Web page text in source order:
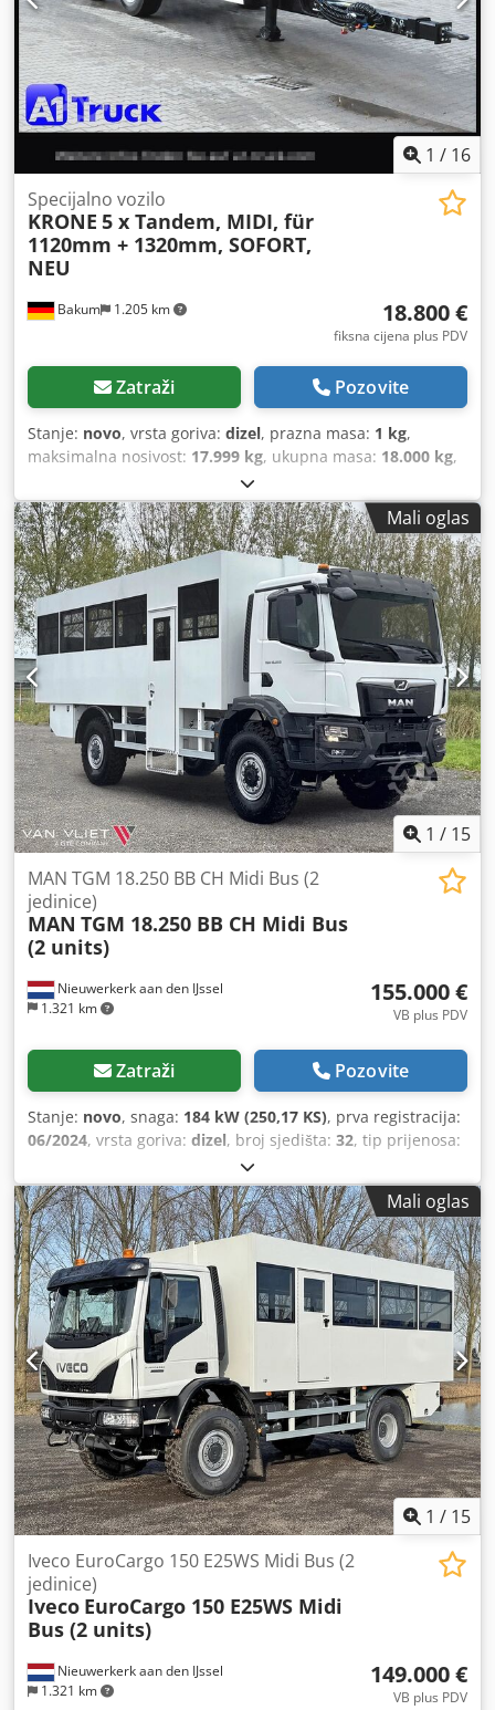
1 / 16
Bakum 1.205 km
Specijalno vozilo
KRONE 5 x Tandem, MIDI, für
1120mm + 1320mm, SOFORT,
NEU
18.800 €
fiksna cijena plus PDV
Zatraži Pozovite
Stanje: novo, vrsta goriva: dizel, prazna masa: 1 kg,
maksimalna nosivost: 17.999 kg, ukupna masa: 18.000 kg,
385/55 22,5, stanje guma:
konfiguracija osovina:2 osovine, boja:crna, kabina vozača:
dnevna kabina, emisijska klasa:nijedan, ovjes: zrak,
dimenzija prednje gume:385/55 22,5, dimenzija stražnje
gume:385/55 22,5
Mali oglas
1 / 15
Nieuwerkerk aan den IJssel
1.321 km
MAN TGM 18.250 BB CH Midi Bus (2
jedinice)
MAN TGM 18.250 BB CH Midi Bus
(2 units)
155.000 €
VB plus PDV
Zatraži Pozovite
Stanje: novo, snaga: 184 kW (250,17 KS), prva registracija:
06/2024, vrsta goriva: dizel, broj sjedišta: 32, tip prijenosa:
, konfiguracija osovina:
Euro 3, boja:bijela, ovjes:čelik, dimenzija gume:14.00R20,
međuosovinski razmak:4.500 mm, ukupna dužina:8.750
mm, ukupna širina:2.500 mm, ukupna visina:3.850 mm,
Godina izgradnje:2024 , Oprema:
klima-uređaj, pogon na
sve točkove,
Mali oglas
1 / 15
Nieuwerkerk aan den IJssel
1.321 km
Iveco EuroCargo 150 E25WS Midi Bus (2
jedinice)
Iveco EuroCargo 150 E25WS Midi
Bus (2 units)
149.000 €
VB plus PDV